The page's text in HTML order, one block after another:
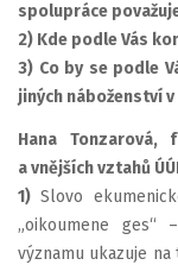
spolupráce
2) Kde podle Vás
3) Co by se podle
jiných náboženství
Hana Tonzarová,
a vnějších vztahů
1) Slovo
„oikoumene
významu ukazuje